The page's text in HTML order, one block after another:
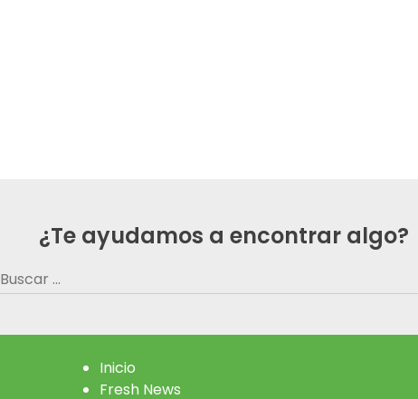
¿Te ayudamos a encontrar algo?
Buscar:
Inicio
Fresh News